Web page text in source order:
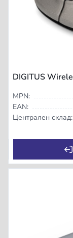
DIGITUS
MPN:
EAN:
Централен склад: